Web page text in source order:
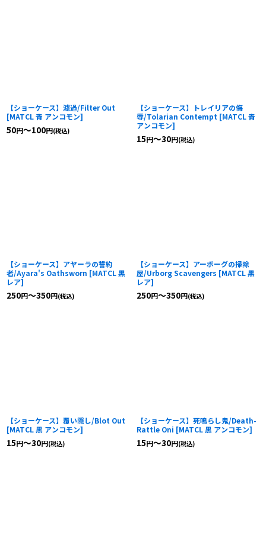
【ショーケース】濾過/Filter Out
[MATCL 青 アンコモン]
50円～100円(税込)
【ショーケース】トレイリアの侮
辱/Tolarian Contempt [MATCL 青
アンコモン]
15円～30円(税込)
【ショーケース】アヤーラの誓約
者/Ayara's Oathsworn [MATCL 黒
レア]
250円～350円(税込)
【ショーケース】アーボーグの掃除
屋/Urborg Scavengers [MATCL 黒
レア]
250円～350円(税込)
【ショーケース】覆い隠し/Blot Out
[MATCL 黒 アンコモン]
15円～30円(税込)
【ショーケース】死鳴らし鬼/Death-
Rattle Oni [MATCL 黒 アンコモン]
15円～30円(税込)